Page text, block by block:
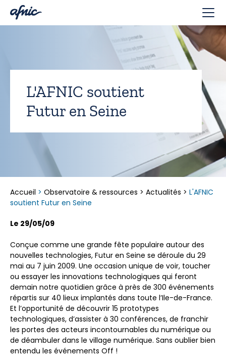
L'AFNIC soutient
Futur en Seine
Accueil > Observatoire & ressources > Actualités > L'AFNIC
soutient Futur en Seine
Le 29/05/09
Conçue comme une grande fête populaire autour des
nouvelles technologies, Futur en Seine se déroule du 29
mai au 7 juin 2009. Une occasion unique de voir, toucher
ou essayer les innovations technologiques qui feront
demain notre quotidien grâce à près de 300 événements
répartis sur 40 lieux implantés dans toute l’Ile-de-France.
Et l’opportunité de découvrir 15 prototypes
technologiques, d’assister à 30 conférences, de franchir
les portes des acteurs incontournables du numérique ou
de déambuler dans le village numérique. Sans oublier bien
entendu les événements Off !
Panneau de gestion des cookies